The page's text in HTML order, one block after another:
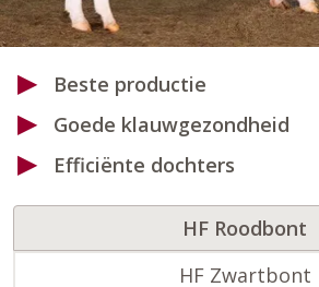
Beste productie
Goede klauwgezondheid
Efficiënte dochters
HF Roodbont
HF Zwartbont